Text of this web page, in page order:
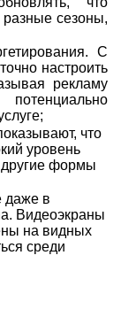
разные сезоны,
С
настроить
рекламу
что
уровень
другие формы
даже в
Видеоэкраны
на видных
среди